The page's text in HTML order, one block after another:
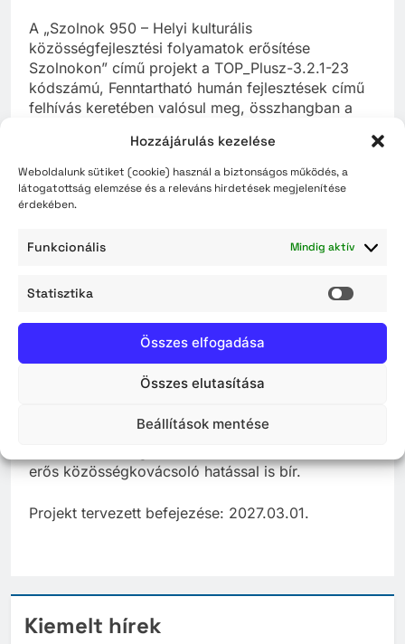
Hozzájárulás kezelése
Weboldalunk sütiket (cookie) használ a biztonságos működés, a
látogatottság elemzése és a releváns hirdetések megjelenítése
érdekében.
Funkcionális Mindig aktív
Statisztika
Összes elfogadása
Összes elutasítása
Beállítások mentése
A „Szolnok 950 – Helyi kulturális
közösségfejlesztési folyamatok erősítése
Szolnokon” című projekt a TOP_Plusz-3.2.1-23
kódszámú, Fenntartható humán fejlesztések című
felhívás keretében valósul meg, összhangban a
és a TOP Plusz Városfejlesztési Programtervével.
A projekt célja, hogy erősítse Szolnok helyi
identitását és közösségi összetartozását,
esélyegyenlőséget, hozzájáruljon a közösségi élet
közötti szakadékot, növelve az együttműködést.
elérhető legyen a hátrányos helyzetű társadalmi
csoportok számára, különös tekintettel a nőkre,
idősekre, gyermekekre és a fogyatékkal élőkre.
A pályázat tehát nem csak programok
erős közösségkovácsoló hatással is bír.
Projekt tervezett befejezése: 2027.03.01.
Kiemelt hírek